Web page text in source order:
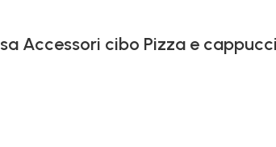
Accessori cibo Pizza e